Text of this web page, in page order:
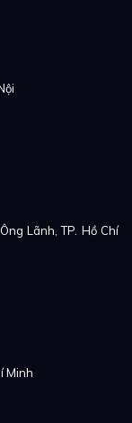
Lãnh, TP. Hồ Chí
Minh